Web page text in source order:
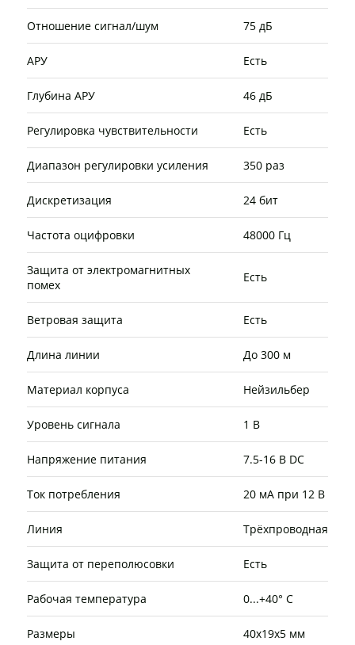
Отношение сигнал/шум 75 дБ
АРУ Есть
Глубина АРУ 46 дБ
Регулировка чувствительности Есть
Диапазон регулировки усиления 350 раз
Дискретизация 24 бит
Частота оцифровки 48000 Гц
Защита от электромагнитных
помех
Есть
Ветровая защита Есть
Длина линии До 300 м
Материал корпуса Нейзильбер
Уровень сигнала 1 В
Напряжение питания 7.5-16 В DC
Ток потребления 20 мА при 12 В
Линия Трёхпроводная
Защита от переполюсовки Есть
Рабочая температура 0...+40° C
Размеры 40х19х5 мм